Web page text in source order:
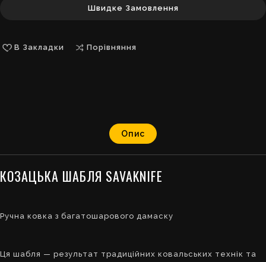
Швидке Замовлення
В Закладки Порівняння
Опис
КОЗАЦЬКА ШАБЛЯ SAVAKNIFE
Ручна ковка з багатошарового дамаску
Ця шабля — результат традиційних ковальських технік та